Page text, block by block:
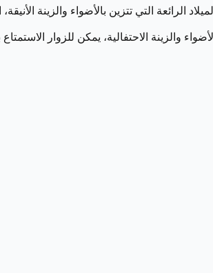
التي تتزين بالأضواء والزينة الأنيقة،